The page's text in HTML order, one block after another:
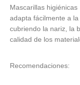
Decoración
Mascarillas
adapta fácilmente a
cubriendo la nariz, la
calidad de los
Recomendaciones: